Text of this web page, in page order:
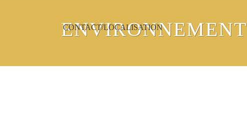
CONTACT/LOCALISATION
ENVIRONNEMENT